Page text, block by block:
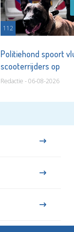
112
Politiehond spoort
scooterrijders op
Redactie - 06-08-2026